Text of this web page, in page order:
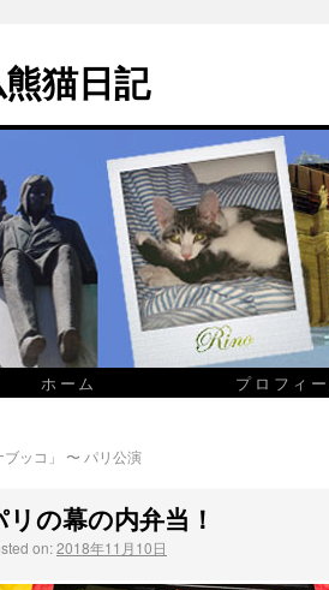
猫日記
ホーム プロフィ
ブッコ」 〜 パリ公演
リの幕の内弁当！
on:2018年11月10日